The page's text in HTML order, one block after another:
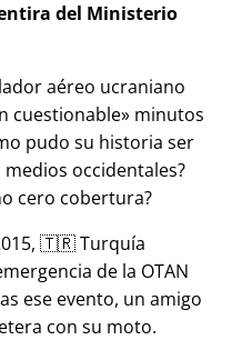
del Ministerio
aéreo ucraniano
cuestionable minutos
pudo su historia ser
occidentales?
cero cobertura?
🇹🇷 Turquía
de la OTAN
ese evento, un amigo
con su moto.